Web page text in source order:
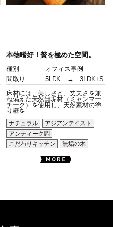
本物嗜好！贅を極めた空間。
種別
オフィス事例
間取り
5LDK → 3LDK+S
床材には、美しさと、丈夫さを兼
ね備えた天然無垢材（ミャンマー
チーク）を使用し、天然素材の塗
り壁を...
ナチュラル
アジアンテイスト
アンティーク調
こだわりキッチン
無垢の木